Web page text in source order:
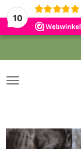
10